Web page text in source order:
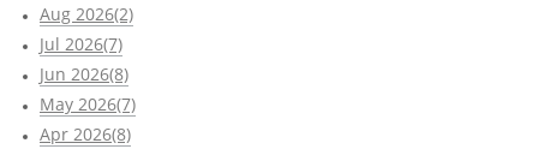
Aug 2026(2)
Jul 2026(7)
Jun 2026(8)
May 2026(7)
Apr 2026(8)